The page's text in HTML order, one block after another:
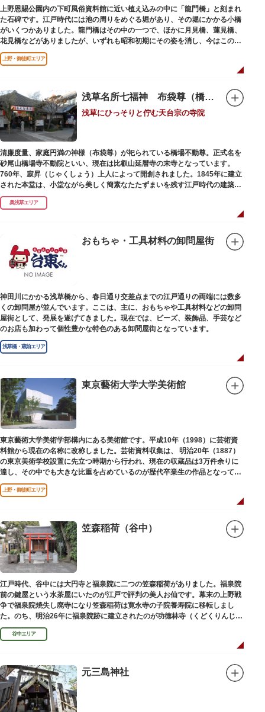
上野恩賜公園内の下町風俗資料館に近い植え込みの中に「龍門橋」と刻まれ
た石碑です。江戸時代には池の周りをめぐる堀があり、その堀にかかる小橋
がいくつかありました。龍門橋はその中の一つで、ほかに月見橋、蓮見橋、
花見橋などがありましたが、いずれも昭和初期にその姿を消し、今はこの石
碑にその名残がわずかに残るだけです。
上野・御徒町エリア
浅草名所七福神 布袋尊（橋場不動尊）
浅草にひっそりと佇む天台宗の寺院
清廉度量、家庭円満の神様（布袋尊）が祀られている橋場不動尊。正式名を
砂尾山橋場寺不動院といい、現在は比叡山延暦寺の末寺となっています。
760年、寂昇（じゃくしょう）上人によって開創されました。1845年に建立
された本堂は、小堂ながら美しく簡素なたたずまいを残す江戸時代の建築様
式です。明治の大火、関東大震災、第二次大戦の戦災でも周辺を災禍から守
ったことから「火伏せの不動尊」とも呼ばれています。
の昔、すぐ近くを流れる隅田川を往来して参拝する人の目印となったのがこ
の銀杏で、今なおそのパワーを授かりに来る人も多いそうです。
また、江戸時代から伝わる布袋尊像が祀られています。その姿は肩に袋がな
くお腹が袋代わりの形をしている珍しいもので、古くから庶民に尊信されて
奥浅草エリア
おもちゃ・工具材料の卸問屋街
神田川にかかる浅草橋から、春日通り交差点までの江戸通りの両端には数多
くの卸問屋が並んでいます。ここは、主に、おもちゃや工具材料などの卸問
屋街として、発展を遂げてきました。現在では、ビーズ、装飾品、手芸など
のお店も加わって個性豊かな特色のある卸問屋街となっています。
浅草橋・蔵前エリア
東京藝術大学大学美術館
東京藝術大学美術学部構内にある美術館です。平成10年（1998）に芸術資
料館から現在の名称に改称しました。芸術資料収集は、 明治20年（1887）
の東京美術学校設置に先立つ時期から行われ、現在の収蔵品は3万件余りに
達し、その中でも大きな比重を占めているのが歴代卒業生の作品となってい
ます。
上野・御徒町エリア
笠森稲荷（谷中）
江戸時代、谷中には大円寺と福泉院に二つの笠森稲荷がありました。福泉院
前の鍵屋という水茶屋にいたのが江戸で評判の美人お仙です。幕末の上野戦
争で福泉院焼失し廃寺になり笠森稲荷は寛永寺の子院養寿院に移転しまし
た。のち、明治26年に福泉院跡に建立されたのが功徳林寺（くどくりんじ）
で、明治末期には稲荷社が祀られました。
谷中エリア
元三島神社